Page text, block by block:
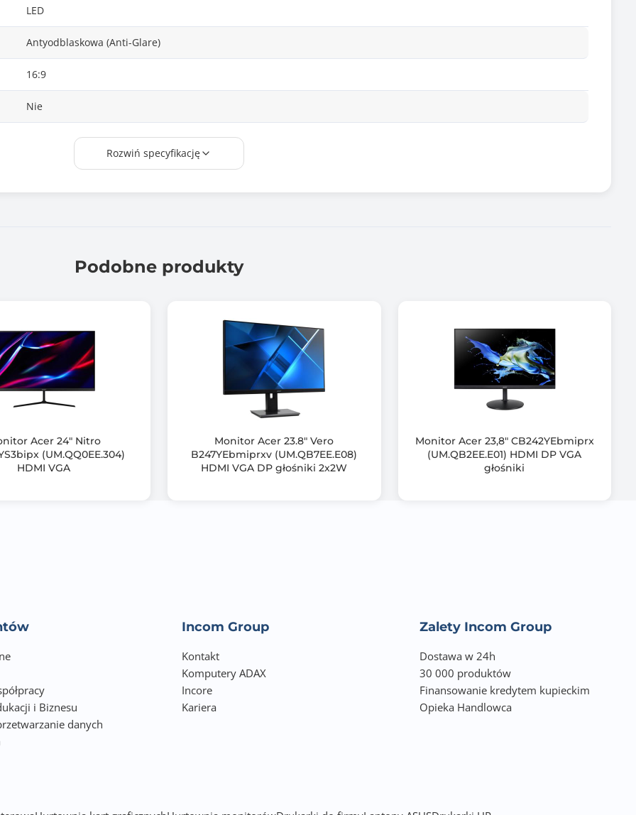
LED
Antyodblaskowa (Anti-Glare)
16:9
Nie
80000000 :1
60
HDMI (v2.0): 24–75 | DisplayPort (v1.4): 50–75 | MiniDP (v1.4): 50-75
HDMI (v2.0): 15–140 | DisplayPort (v1.4): 24–140 | MiniDP (v1.4): 24–140
178.00 stopni
Energy Star
Mexico Energy
CE
RoHS
Rozwiń specyfikację
Podobne produkty
Acer 24" Nitro
(UM.QQ0EE.304)
HDMI VGA
Monitor Acer 23.8" Vero
B247YEbmiprxv (UM.QB7EE.E08)
HDMI VGA DP głośniki 2x2W
Monitor Acer 23,8" CB242YEbmiprx
(UM.QB2EE.E01) HDMI DP VGA
głośniki
i Biznesu
danych
Incom Group
Kontakt
Komputery ADAX
Incore
Kariera
Zalety Incom Group
Dostawa w 24h
30 000 produktów
Finansowanie kredytem kupieckim
Opieka Handlowca